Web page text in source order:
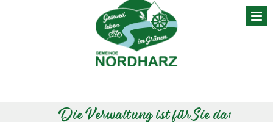
Die Verwaltung ist für Sie da: